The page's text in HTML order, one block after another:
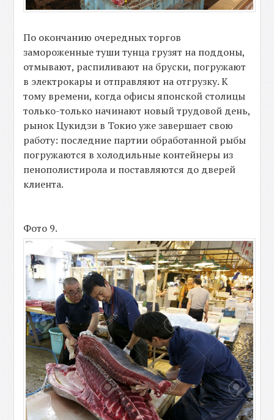
По окончанию очередных торгов
замороженные туши тунца грузят на поддоны,
отмывают, распиливают на бруски, погружают
в электрокары и отправляют на отгрузку. К
тому времени, когда офисы японской столицы
только-только начинают новый трудовой день,
рынок Цукидзи в Токио уже завершает свою
работу: последние партии обработанной рыбы
погружаются в холодильные контейнеры из
пенополистирола и поставляются до дверей
клиента.
Фото 9.